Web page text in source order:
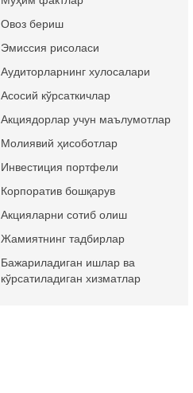
Овоз бериш
Эмиссия рисоласи
Аудиторларнинг хулосалари
Асосий кўрсаткичлар
Акциядорлар учун маълумотлар
Молиявий ҳисоботлар
Инвестиция портфели
Корпоратив бошқарув
Акцияларни сотиб олиш
Жамиятнинг тадбирлар
Бажариладиган ишлар ва
кўрсатиладиган хизматлар